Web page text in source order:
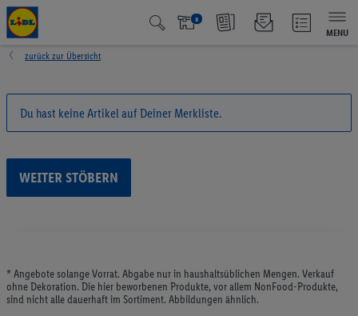
x
MENU
zurück zur Übersicht
Du hast keine Artikel auf Deiner Merkliste.
WEITER STÖBERN
* Angebote solange Vorrat. Abgabe nur in haushaltsüblichen Mengen. Verkauf
ohne Dekoration. Die hier beworbenen Produkte, vor allem NonFood-Produkte,
sind nicht alle dauerhaft im Sortiment. Abbildungen ähnlich.